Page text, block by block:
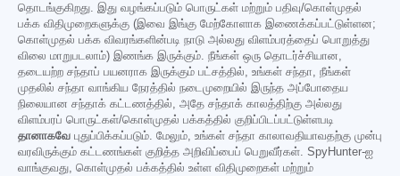
தொடங்குகிறது. இது வழங்கப்படும் பொருட்கள் மற்றும் பதிவு/கொள்முதல்
பக்க விதிமுறைகளுக்கு (இவை இங்கு மேற்கோளாக இணைக்கப்பட்டுள்ளன;
கொள்முதல் பக்க விவரங்களின்படி நாடு அல்லது விளம்பரத்தைப் பொறுத்து
விலை மாறுபடலாம்) இணங்க இருக்கும். நீங்கள் ஒரு தொடர்ச்சியான,
தடையற்ற சந்தாப் பயனராக இருக்கும் பட்சத்தில், உங்கள் சந்தா, நீங்கள்
முதலில் சந்தா வாங்கிய நேரத்தில் நடைமுறையில் இருந்த அப்போதைய
நிலையான சந்தாக் கட்டணத்தில், அதே சந்தாக் காலத்திற்கு அல்லது
விளம்பரப் பொருட்கள்/கொள்முதல் பக்கத்தில் குறிப்பிடப்பட்டுள்ளபடி
தானாகவே புதுப்பிக்கப்படும். மேலும், உங்கள் சந்தா காலாவதியாவதற்கு முன்பு
வரவிருக்கும் கட்டணங்கள் குறித்த அறிவிப்பைப் பெறுவீர்கள். SpyHunter-ஐ
வாங்குவது, கொள்முதல் பக்கத்தில் உள்ள விதிமுறைகள் மற்றும்